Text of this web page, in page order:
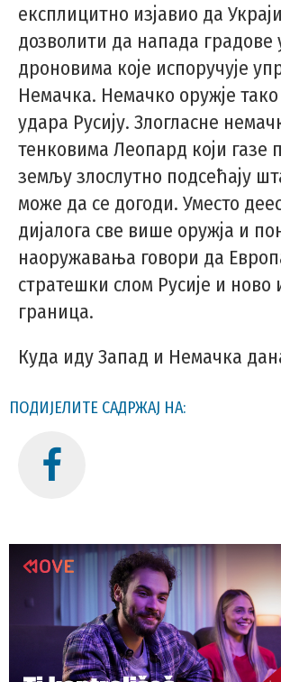
експлицитно изјавио да
дозволити да напада градове
дроновима које испоручује
Немачка. Немачко оружје
удара Русију. Злогласне
тенковима Леопард који газе
земљу злослутно подсећају
може да се догоди. Уместо
дијалога све више оружја и
наоружавања говори да
стратешки слом Русије и
граница.
Куда иду Запад и Немачка
ПОДИЈЕЛИТЕ САДРЖАЈ НА: